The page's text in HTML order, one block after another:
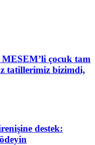
çocuk tam
tatillerimiz bizimdi,
destek: